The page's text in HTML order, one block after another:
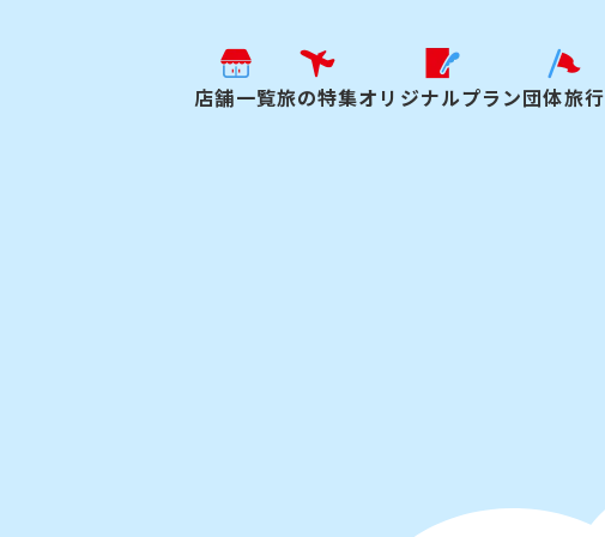
店舗一覧旅の特集オリジナルプラン団体旅行